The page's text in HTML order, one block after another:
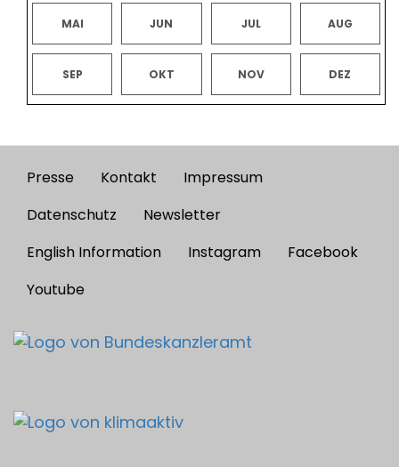
MAI JUN JUL AUG
SEP OKT NOV DEZ
Footer
menu
Presse Kontakt
Impressum
Datenschutz
Newsletter
English Information
Instagram
Facebook
Youtube